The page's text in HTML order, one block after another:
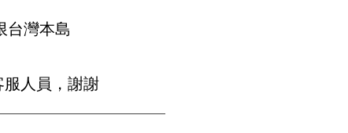
台灣本島
人員，謝謝